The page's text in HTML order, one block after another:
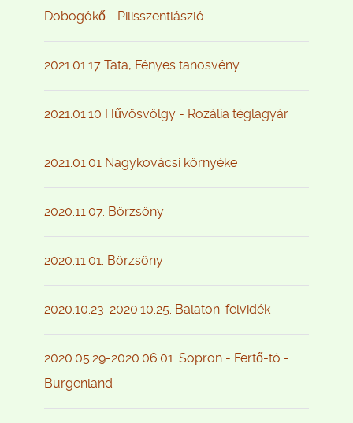
Dobogókő - Pilisszentlászló
2021.01.17 Tata, Fényes tanösvény
2021.01.10 Hűvösvölgy - Rozália téglagyár
2021.01.01 Nagykovácsi környéke
2020.11.07. Börzsöny
2020.11.01. Börzsöny
2020.10.23-2020.10.25. Balaton-felvidék
2020.05.29-2020.06.01. Sopron - Fertő-tó -
Burgenland